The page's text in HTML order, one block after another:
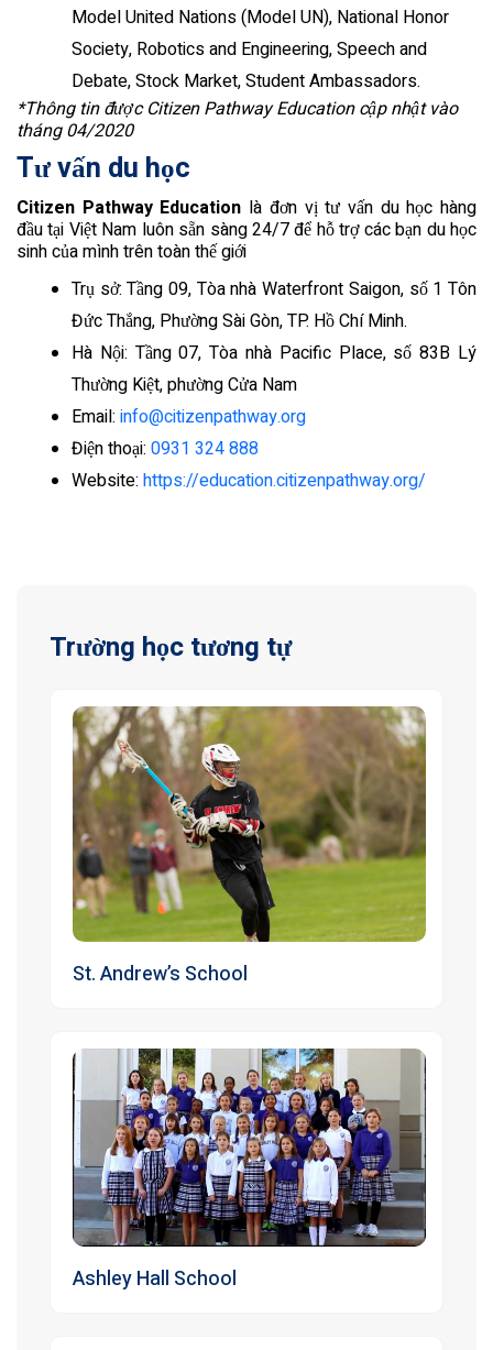
Model United Nations (Model UN), National Honor
Society, Robotics and Engineering, Speech and
Debate, Stock Market, Student Ambassadors.
*Thông tin được Citizen Pathway Education cập nhật vào
tháng 04/2020
Tư vấn du học
Citizen Pathway Education là đơn vị tư vấn du học hàng
đầu tại Việt Nam luôn sẵn sàng 24/7 để hỗ trợ các bạn du học
sinh của mình trên toàn thế giới
Trụ sở: Tầng 09, Tòa nhà Waterfront Saigon, số 1 Tôn
Đức Thắng, Phường Sài Gòn, TP. Hồ Chí Minh.
Hà Nội: Tầng 07, Tòa nhà Pacific Place, số 83B Lý
Thường Kiệt, phường Cửa Nam
Email: info@citizenpathway.org
Điện thoại: 0931 324 888
Website: https://education.citizenpathway.org/
Trường học tương tự
St. Andrew’s School
Ashley Hall School